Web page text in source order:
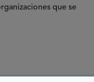
que se